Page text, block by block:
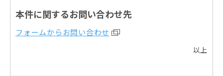
本件に関するお問い合わせ先
フォームからお問い合わせ
以上